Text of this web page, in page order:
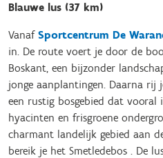
Blauwe lus (37 km)
Vanaf Sportcentrum De
in. De route voert je door de
Boskant, een bijzonder
jonge aanplantingen. Daarna rij
een rustig bosgebied dat
hyacinten en frisgroene
charmant landelijk gebied aan
bereik je het Smetledebos . De